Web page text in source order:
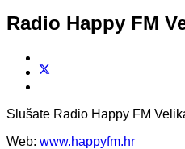
Radio Happy FM
Slušate Radio Happy FM
Web: www.happyfm.hr